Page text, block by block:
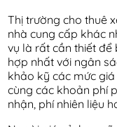
Thị trường cho thuê
nhà cung cấp khác
vụ là rất cần thiết để
hợp nhất với ngân
khảo kỹ các mức
cùng các khoản phí
nhận, phí nhiên liệu